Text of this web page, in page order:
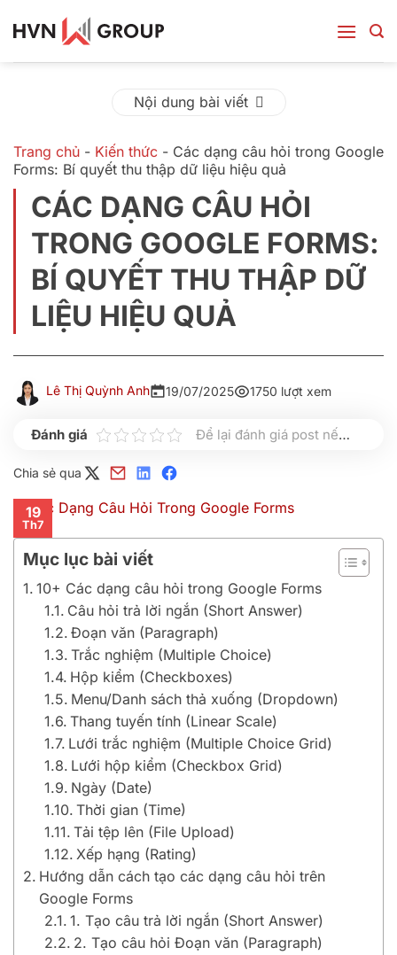
qua
nội
dung
Nội dung bài viết
Trang chủ - Kiến thức - Các dạng câu hỏi trong Google
Forms: Bí quyết thu thập dữ liệu hiệu quả
CÁC DẠNG CÂU HỎI
TRONG GOOGLE FORMS:
BÍ QUYẾT THU THẬP DỮ
LIỆU HIỆU QUẢ
Lê Thị Quỳnh Anh 19/07/2025 1750 lượt xem
Để lại đánh giá post nếu bạn thấy hữu ích nhé
Chia sẻ qua
19
Th7
Mục lục bài viết
10+ Các dạng câu hỏi trong Google Forms
Câu hỏi trả lời ngắn (Short Answer)
Đoạn văn (Paragraph)
Trắc nghiệm (Multiple Choice)
Hộp kiểm (Checkboxes)
Menu/Danh sách thả xuống (Dropdown)
Thang tuyến tính (Linear Scale)
Lưới trắc nghiệm (Multiple Choice Grid)
Lưới hộp kiểm (Checkbox Grid)
Ngày (Date)
Thời gian (Time)
Tải tệp lên (File Upload)
Xếp hạng (Rating)
Hướng dẫn cách tạo các dạng câu hỏi trên
Google Forms
1. Tạo câu trả lời ngắn (Short Answer)
2. Tạo câu hỏi Đoạn văn (Paragraph)